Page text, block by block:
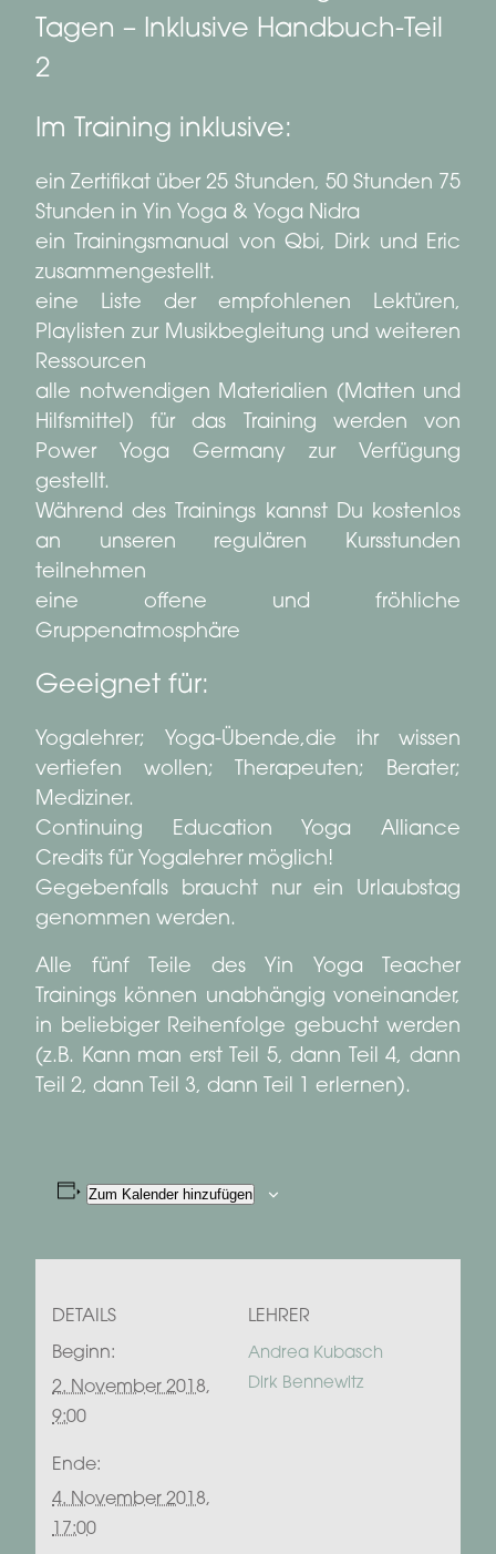
Tagen – Inklusive Handbuch-Teil
2
Im Training inklusive:
ein Zertifikat über 25 Stunden, 50 Stunden 75
Stunden in Yin Yoga & Yoga Nidra
ein Trainingsmanual von Qbi, Dirk und Eric
zusammengestellt.
eine Liste der empfohlenen Lektüren,
Playlisten zur Musikbegleitung und weiteren
Ressourcen
alle notwendigen Materialien (Matten und
Hilfsmittel) für das Training werden von
Power Yoga Germany zur Verfügung
gestellt.
Während des Trainings kannst Du kostenlos
an unseren regulären Kursstunden
teilnehmen
eine offene und fröhliche
Gruppenatmosphäre
Geeignet für:
Yogalehrer; Yoga-Übende,die ihr wissen
vertiefen wollen; Therapeuten; Berater;
Mediziner.
Continuing Education Yoga Alliance
Credits für Yogalehrer möglich!
Gegebenfalls braucht nur ein Urlaubstag
genommen werden.
Alle fünf Teile des Yin Yoga Teacher
Trainings können unabhängig voneinander,
in beliebiger Reihenfolge gebucht werden
(z.B. Kann man erst Teil 5, dann Teil 4, dann
Teil 2, dann Teil 3, dann Teil 1 erlernen).
Zum Kalender hinzufügen
DETAILS
Beginn:
2. November 2018,
9:00
Ende:
4. November 2018,
17:00
LEHRER
Andrea Kubasch
Dirk Bennewitz